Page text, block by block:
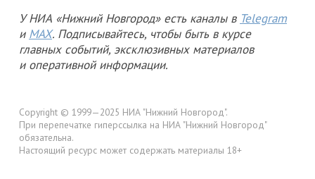
У НИА «Нижний Новгород» есть каналы в Telegram
и MAX. Подписывайтесь, чтобы быть в курсе
главных событий, эксклюзивных материалов
и оперативной информации.
Copyright © 1999—2025 НИА "Нижний Новгород".
При перепечатке гиперссылка на НИА "Нижний Новгород"
обязательна.
Настоящий ресурс может содержать материалы 18+